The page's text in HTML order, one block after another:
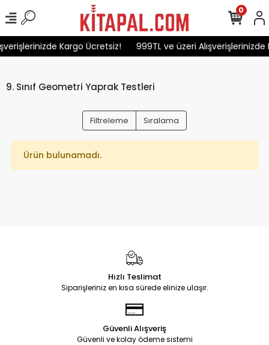
Kargo Ücretsiz! 999TL ve üzeri Alışverişlerinizde
0
9. Sınıf Geometri Yaprak Testleri
Filtreleme Sıralama
Ürün bulunamadı.
Hızlı Teslimat
Siparişleriniz en kısa sürede elinize ulaşır.
Güvenli Alışveriş
Güvenli ve kolay ödeme sistemi